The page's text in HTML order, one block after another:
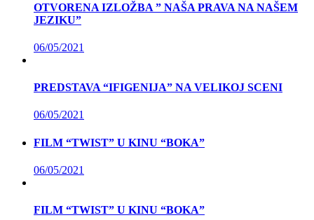
OTVORENA IZLOŽBA ” NAŠA PRAVA NA NAŠEM
JEZIKU”
06/05/2021
PREDSTAVA “IFIGENIJA” NA VELIKOJ SCENI
06/05/2021
FILM “TWIST” U KINU “BOKA”
06/05/2021
FILM “TWIST” U KINU “BOKA”